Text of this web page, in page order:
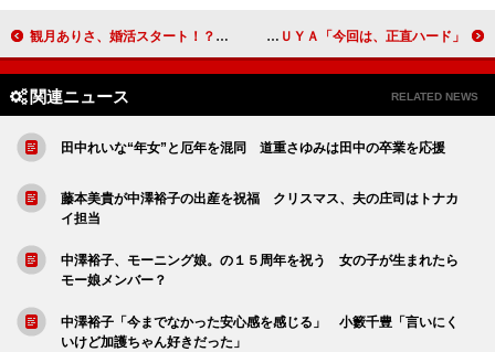
観月ありさ、婚活スタート！？ ドラマ「ご縁ハンター」に主演 岸谷五朗「ＴＥＴＳＵＹＡは千秋楽まで生きているか…」 ＴＥＴＳＵＹＡ「今回は、正直ハード」
関連ニュース RELATED NEWS
田中れいな“年女”と厄年を混同 道重さゆみは田中の卒業を応援
藤本美貴が中澤裕子の出産を祝福 クリスマス、夫の庄司はトナカ
イ担当
中澤裕子、モーニング娘。の１５周年を祝う 女の子が生まれたら
モー娘メンバー？
中澤裕子「今までなかった安心感を感じる」 小籔千豊「言いにく
いけど加護ちゃん好きだった」